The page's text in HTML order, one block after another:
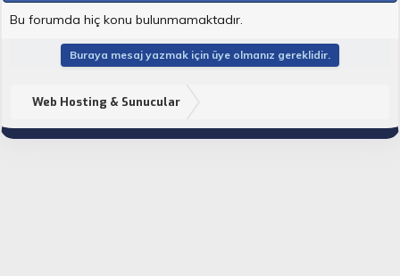
Bu forumda hiç konu bulunmamaktadır.
Buraya mesaj yazmak için üye olmanız gereklidir.
Web Hosting & Sunucular